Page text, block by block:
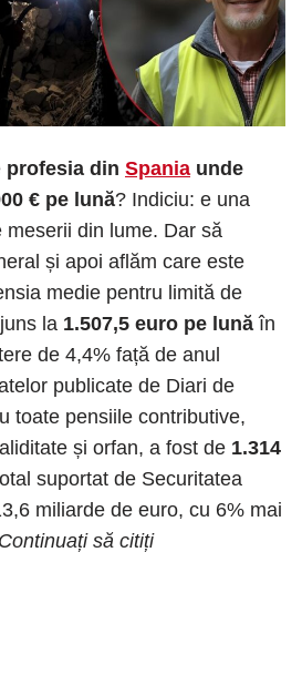
profesia din Spania unde
€ pe lună? Indiciu: e una
din lume. Dar să
și apoi aflăm care este
medie pentru limită de
la 1.507,5 euro pe lună în
de 4,4% față de anul
publicate de Diari de
toate pensiile contributive,
și orfan, a fost de 1.314
suportat de Securitatea
miliarde de euro, cu 6% mai
Continuați să citiți